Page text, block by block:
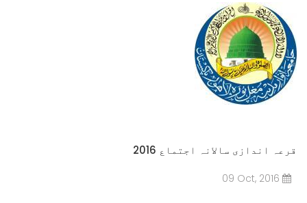
کو جمعہ کا خطبہ ارشاد فرمائیں گے۔
مزید پڑھیں۔۔۔
قرعہ اندازی سالانہ اجتماع 2016
09 Oct, 2016